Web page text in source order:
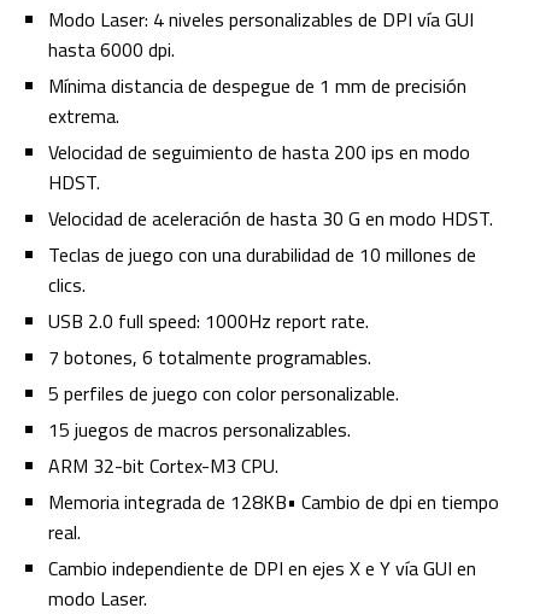
Modo Laser: 4 niveles personalizables de DPI vía GUI
hasta 6000 dpi.
Mínima distancia de despegue de 1 mm de precisión
extrema.
Velocidad de seguimiento de hasta 200 ips en modo
HDST.
Velocidad de aceleración de hasta 30 G en modo HDST.
Teclas de juego con una durabilidad de 10 millones de
clics.
USB 2.0 full speed: 1000Hz report rate.
7 botones, 6 totalmente programables.
5 perfiles de juego con color personalizable.
15 juegos de macros personalizables.
ARM 32-bit Cortex-M3 CPU.
Memoria integrada de 128KB• Cambio de dpi en tiempo
real.
Cambio independiente de DPI en ejes X e Y vía GUI en
modo Laser.